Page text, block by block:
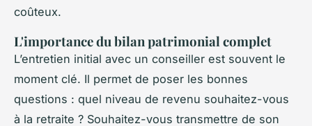
coûteux.
L'importance du bilan patrimonial complet
L’entretien initial avec un conseiller est souvent le
moment clé. Il permet de poser les bonnes
questions : quel niveau de revenu souhaitez-vous
à la retraite ? Souhaitez-vous transmettre de son